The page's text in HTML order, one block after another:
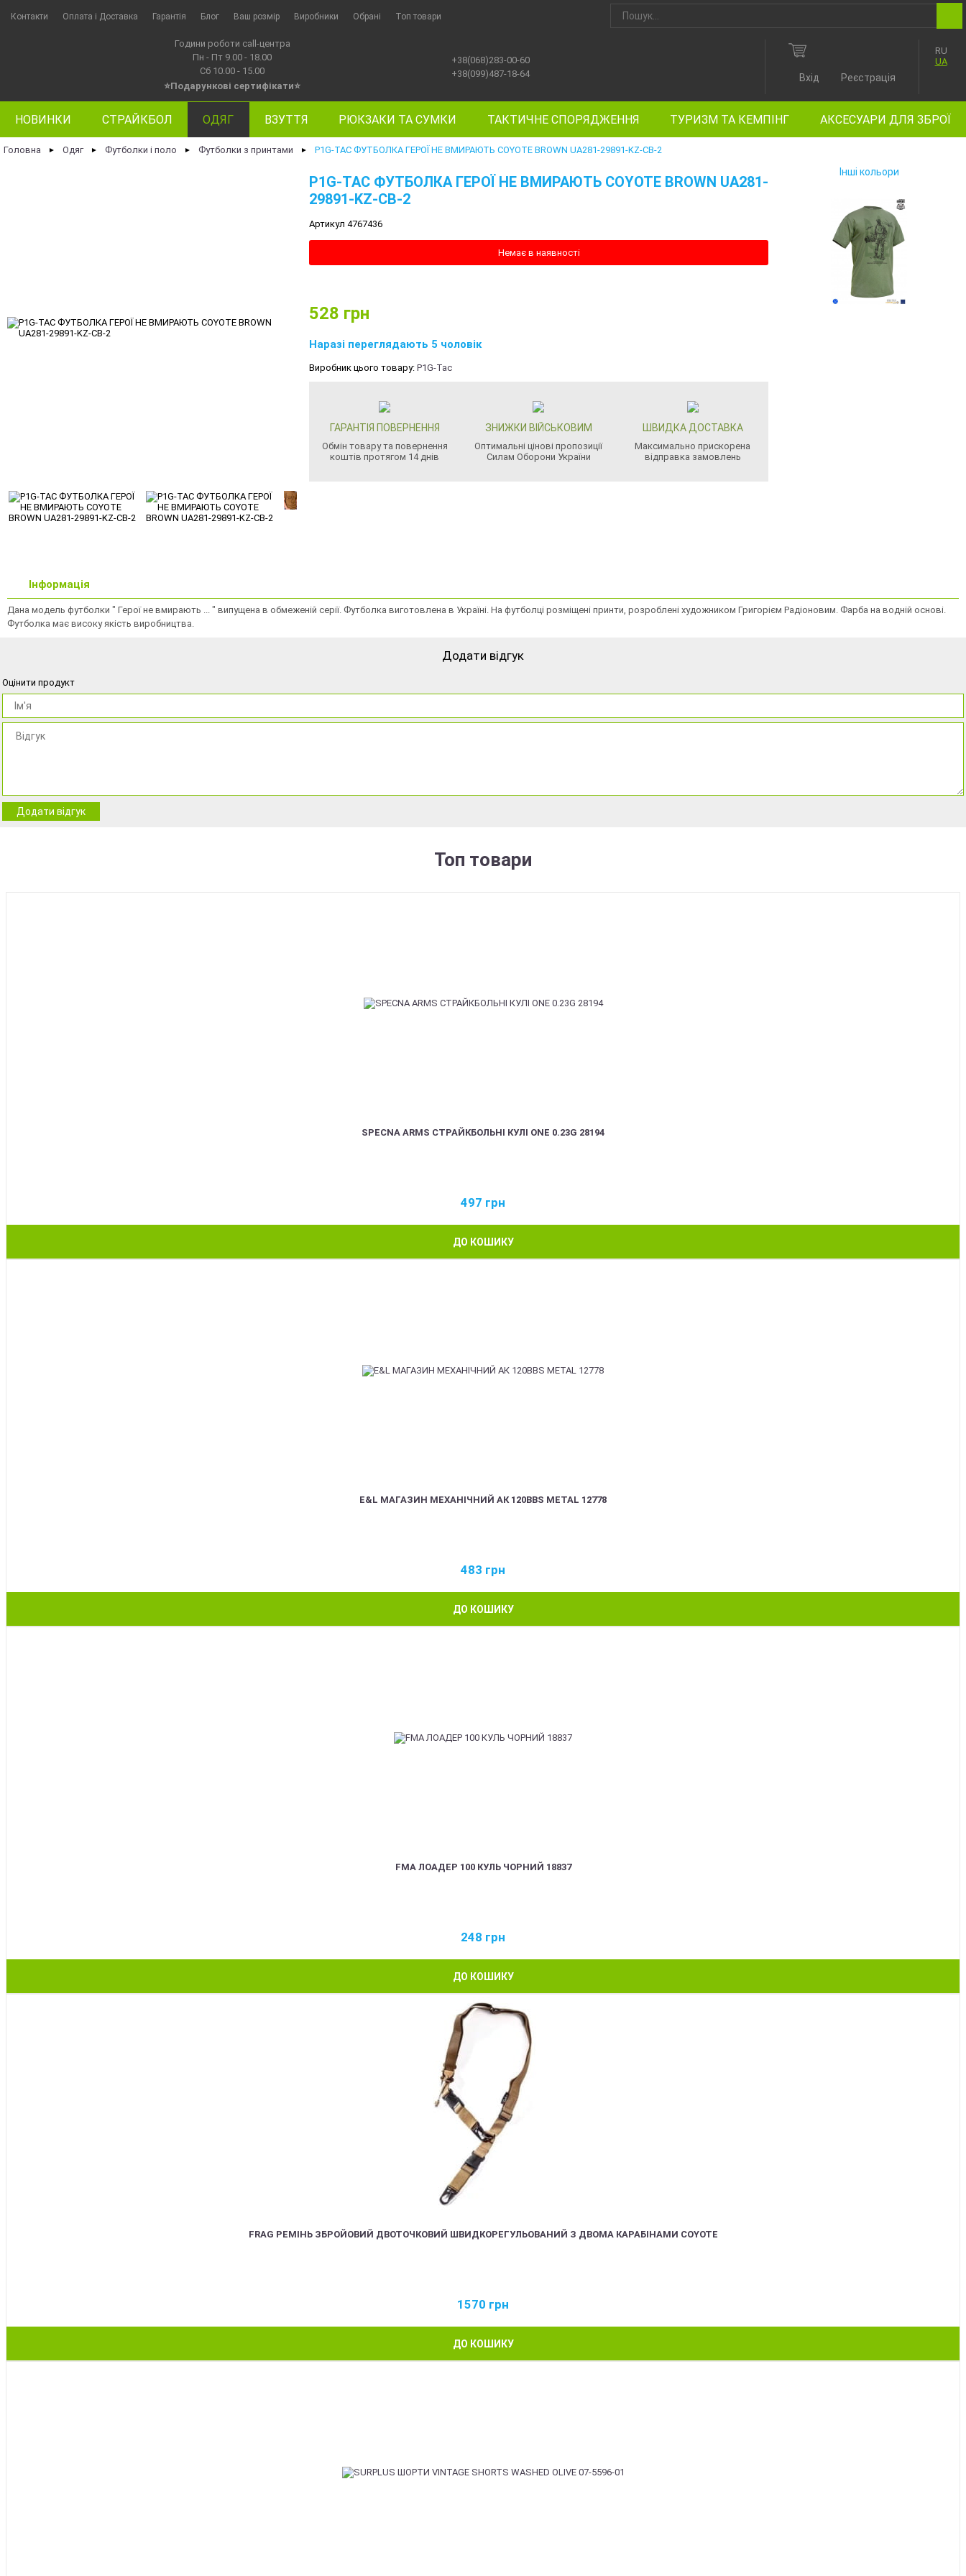
Контакти Оплата i Доставка Гарантія Блог Ваш розмір Виробники Обрані Топ товари
Години роботи call-центра
Пн - Пт 9.00 - 18.00
Сб 10.00 - 15.00
⭐Подарункові сертифікати⭐
+38(068)283-00-60
+38(099)487-18-64
RU
UA
Вхід Реєстрація
НОВИНКИ СТРАЙКБОЛ ОДЯГ ВЗУТТЯ РЮКЗАКИ ТА СУМКИ ТАКТИЧНЕ СПОРЯДЖЕННЯ ТУРИЗМ ТА КЕМПІНГ АКСЕСУАРИ ДЛЯ ЗБРОЇ
Головна ► Одяг ► Футболки і поло ► Футболки з принтами ► P1G-TAC ФУТБОЛКА ГЕРОЇ НЕ ВМИРАЮТЬ COYOTE BROWN UA281-29891-KZ-CB-2
P1G-TAC ФУТБОЛКА ГЕРОЇ НЕ ВМИРАЮТЬ COYOTE BROWN UA281-
29891-KZ-CB-2
Артикул 4767436
Немає в наявності
528 грн
Наразі переглядають 5 чоловік
Виробник цього товару: P1G-Tac
ГАРАНТІЯ ПОВЕРНЕННЯ
Обмін товару та повернення
коштів протягом 14 днів
ЗНИЖКИ ВІЙСЬКОВИМ
Оптимальні цінові пропозиції
Силам Оборони України
ШВИДКА ДОСТАВКА
Максимально прискорена
відправка замовлень
Інші кольори
Інформація
Дана модель футболки " Герої не вмирають ... " випущена в обмеженій серії. Футболка виготовлена в Україні. На футболці розміщені принти, розроблені художником Григорієм Радіоновим. Фарба на водній основі.
Футболка має високу якість виробництва.
Додати відгук
Оцінити продукт
Додати відгук
Топ товари
SPECNA ARMS СТРАЙКБОЛЬНІ КУЛІ ONE 0.23G 28194
497 грн
ДО КОШИКУ
E&L МАГАЗИН МЕХАНІЧНИЙ АК 120BBS METAL 12778
483 грн
ДО КОШИКУ
FMA ЛОАДЕР 100 КУЛЬ ЧОРНИЙ 18837
248 грн
ДО КОШИКУ
FRAG РЕМІНЬ ЗБРОЙОВИЙ ДВОТОЧКОВИЙ ШВИДКОРЕГУЛЬОВАНИЙ З ДВОМА КАРАБІНАМИ COYOTE
1570 грн
ДО КОШИКУ